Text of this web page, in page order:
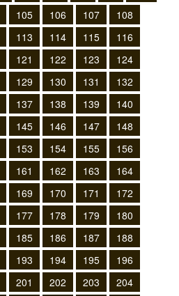
105 106 107
108
113 114 115
116
121 122 123
124
129 130 131
132
137 138 139
140
145 146 147
148
153 154 155
156
161 162 163
164
169 170 171
172
177 178 179
180
185 186 187
188
193 194 195
196
201 202 203
204